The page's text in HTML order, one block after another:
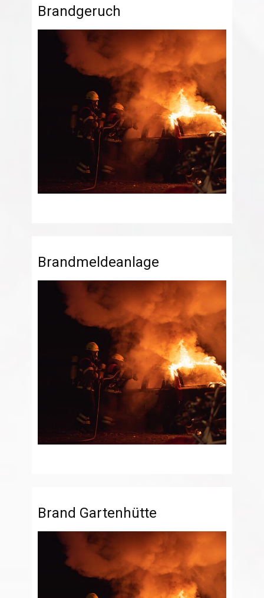
Brandgeruch
Brandmeldeanlage
Brand Gartenhütte